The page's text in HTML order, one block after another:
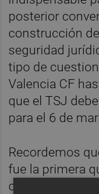
posterior
construcción
seguridad
tipo de
Valencia CF
que el TSJ
para el 6 de
Recordemos
fue la primera
consistorio